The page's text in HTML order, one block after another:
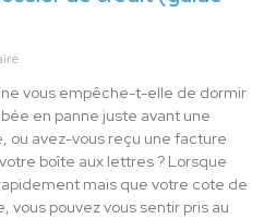
vous empêche-t-elle de dormir
en panne juste avant une
ou avez-vous reçu une facture
boîte aux lettres ? Lorsque
mais que votre cote de
vous pouvez vous sentir pris au